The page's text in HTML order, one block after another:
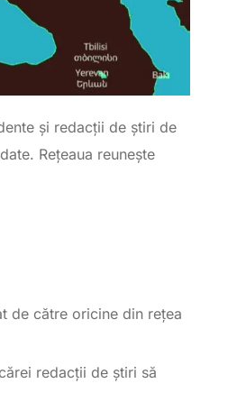
și redacţii de știri de
Rețeaua reunește
de către oricine din rețea
redacţii de știri să